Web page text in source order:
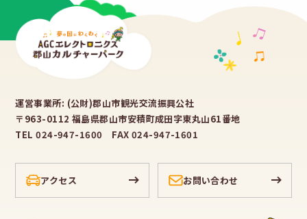
運営事業所: (公財)郡山市観光交流振興公社
〒963-0112 福島県郡山市安積町成田字東丸山61番地
TEL 024-947-1600 FAX 024-947-1601
アクセス お問い合わせ